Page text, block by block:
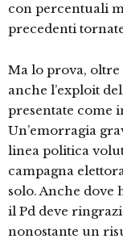
con percentuali
precedenti
Ma lo prova,
anche l’exploit
presentate come
Un’emorragia
linea politica
campagna
solo. Anche dove
il Pd deve
nonostante un